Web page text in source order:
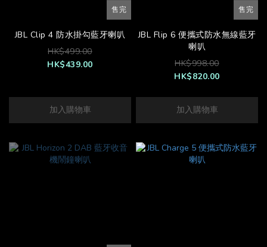
售完
JBL Clip 4 防水掛勾藍牙喇叭
HK$499.00
HK$439.00
加入購物車
售完
JBL Flip 6 便攜式防水無線藍牙
喇叭
HK$998.00
HK$820.00
加入購物車